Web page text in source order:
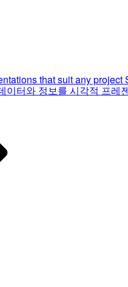
that suit any project
이터와 정보를 시각적 프레